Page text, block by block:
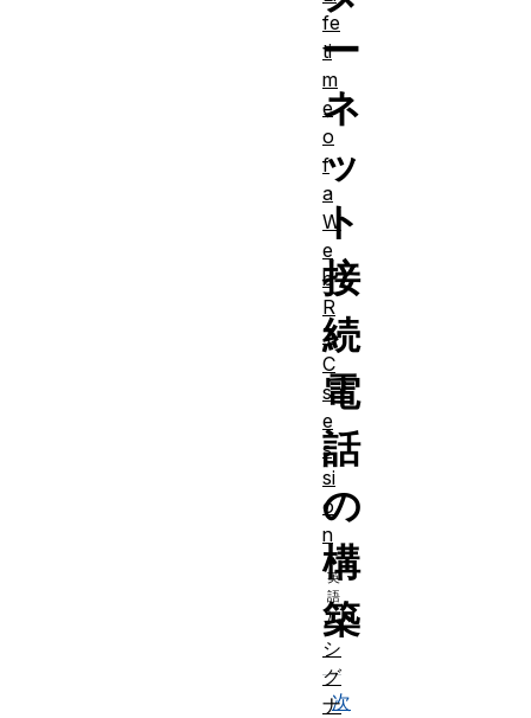
ー
ネ
ッ
ト
接
続
電
話
の
構
築
次
fe
ti
m
e
o
f
a
W
e
b
R
T
C
s
e
s
si
o
n
シ
グ
ナ